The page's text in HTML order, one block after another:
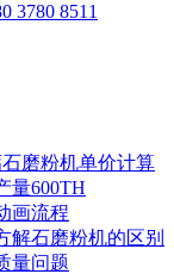
3780 8511
磨粉机单价计算
量600TH
画流程
解石磨粉机的区别
量问题